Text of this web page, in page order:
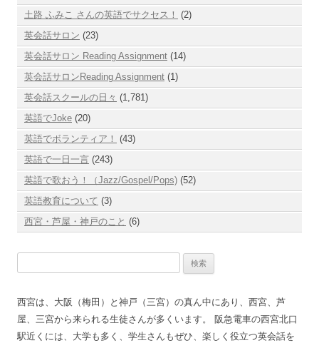
土路 ふみこ さんの英語でサクセス！
(2)
英会話サロン (23)
英会話サロン Reading Assignment (14)
英会話サロンReading Assignment (1)
英会話スクールの日々 (1,781)
英語でJoke (20)
英語でボランティア！
(43)
英語で一日一言 (243)
英語で歌おう！（Jazz/Gospel/Pops) (52)
英語教育について (3)
西宮・芦屋・神戸のこと (6)
西宮は、大阪（梅田）と神戸（三宮）の真ん中にあり、西宮、芦
屋、三宮から来られる生徒さんが多くいます。 阪急電車の西宮北口
駅近くには、大学も多く、学生さんもぜひ、楽しく役立つ英会話を